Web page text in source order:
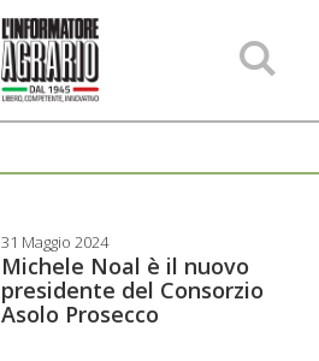
31 Maggio 2024
Michele Noal è il nuovo
presidente del Consorzio
Asolo Prosecco